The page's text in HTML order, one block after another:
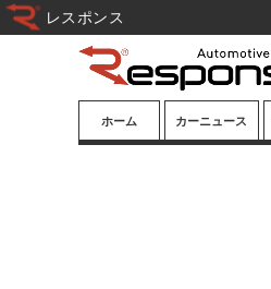
ホーム カーニュース
レスポンス